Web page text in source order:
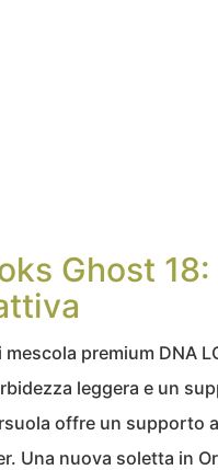
Ghost
mescola premium DNA
leggera e un
offre un supporto
Una nuova soletta in